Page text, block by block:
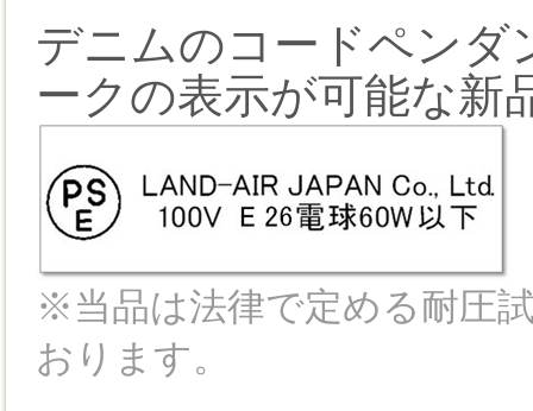
デニムのコードペンダ
ークの表示が可能な新
※当品は法律で定める耐圧
おります。